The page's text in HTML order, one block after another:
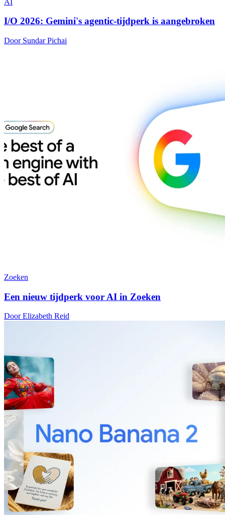
I/O 2026: Gemini's agentic-tijdperk is aangebroken
Door Sundar Pichai
Zoeken
Een nieuw tijdperk voor AI in Zoeken
Door Elizabeth Reid